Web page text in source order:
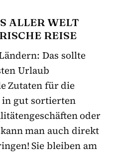
ALLER WELT
REISE
Das sollte
Urlaub
Zutaten für die
in gut sortierten
oder
man auch direkt
Sie bleiben am